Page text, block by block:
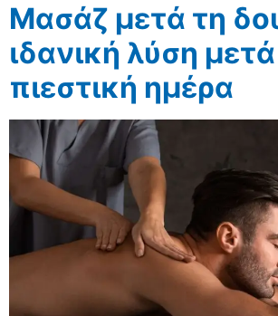
Μασάζ μετά τη
ιδανική λύση
πιεστική ημέρα